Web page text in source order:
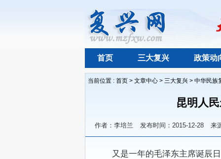
首页 三大复兴 政策动
当前位置 : 首页 > 文章中心 > 三大复兴 > 中华民族
昆明人
作者：李培兰 发布时间：2015-12-28 来
又是一年的毛泽东主席诞辰日